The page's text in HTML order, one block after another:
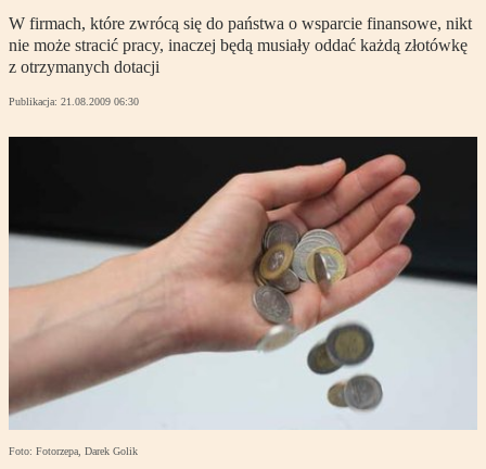
W firmach, które zwrócą się do państwa o wsparcie finansowe, nikt
nie może stracić pracy, inaczej będą musiały oddać każdą złotówkę
z otrzymanych dotacji
Publikacja: 21.08.2009 06:30
Foto: Fotorzepa, Darek Golik